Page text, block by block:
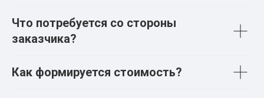
Что потребуется со стороны
заказчика?
Как формируется стоимость?